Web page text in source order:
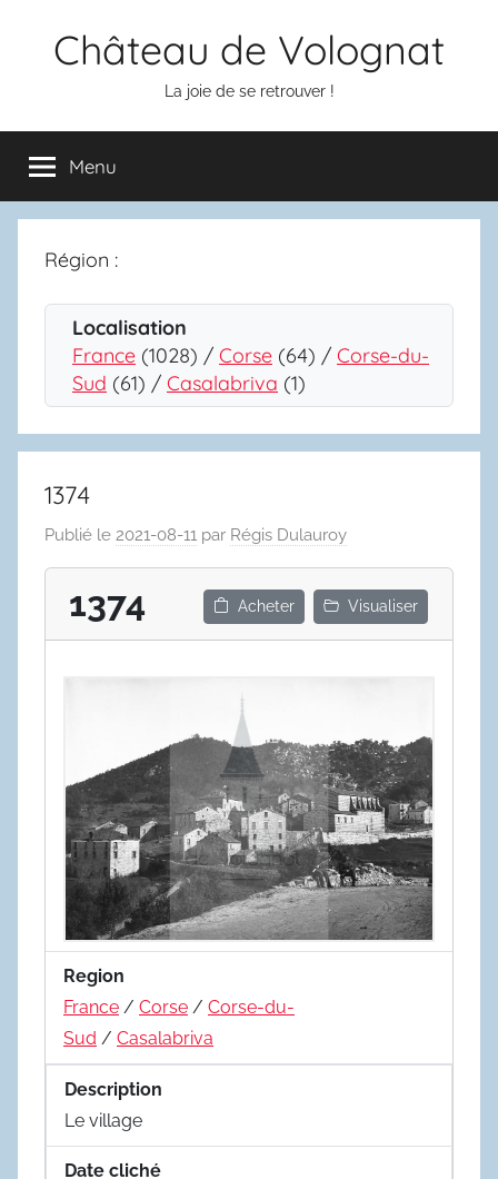
Château de Volognat
La joie de se retrouver !
Menu
Région :
Localisation
France (1028) / Corse (64) / Corse-du-
Sud (61) / Casalabriva (1)
1374
Publié le 2021-08-11 par Régis Dulauroy
1374 Acheter Visualiser
Region
France / Corse / Corse-du-
Sud / Casalabriva
Description
Le village
Date cliché